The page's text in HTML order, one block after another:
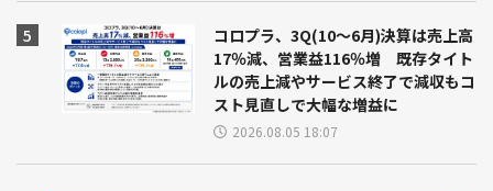
コロプラ、3Q(10～6月)決算は売上高
17％減、営業益116％増 既存タイト
ルの売上減やサービス終了で減収もコ
スト見直しで大幅な増益に
2026.08.05 18:07